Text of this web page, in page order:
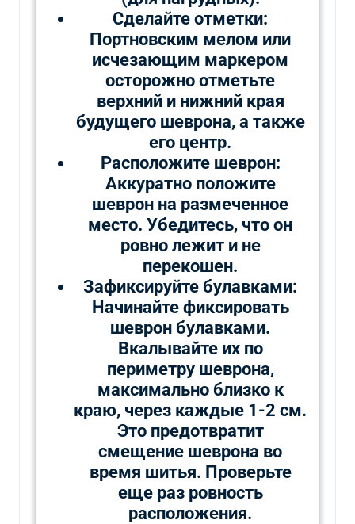
Сделайте отметки:
Портновским мелом или
исчезающим маркером
осторожно отметьте
верхний и нижний края
будущего шеврона, а также
его центр.
Расположите шеврон:
Аккуратно положите
шеврон на размеченное
место. Убедитесь, что он
ровно лежит и не
перекошен.
Зафиксируйте булавками:
Начинайте фиксировать
шеврон булавками.
Вкалывайте их по
периметру шеврона,
максимально близко к
краю, через каждые 1-2 см.
Это предотвратит
смещение шеврона во
время шитья. Проверьте
еще раз ровность
расположения.